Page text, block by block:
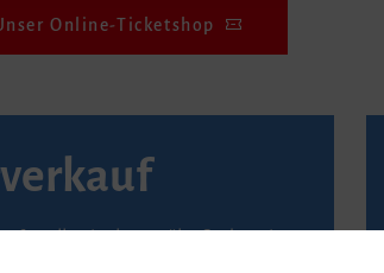
Online-Ticketshop